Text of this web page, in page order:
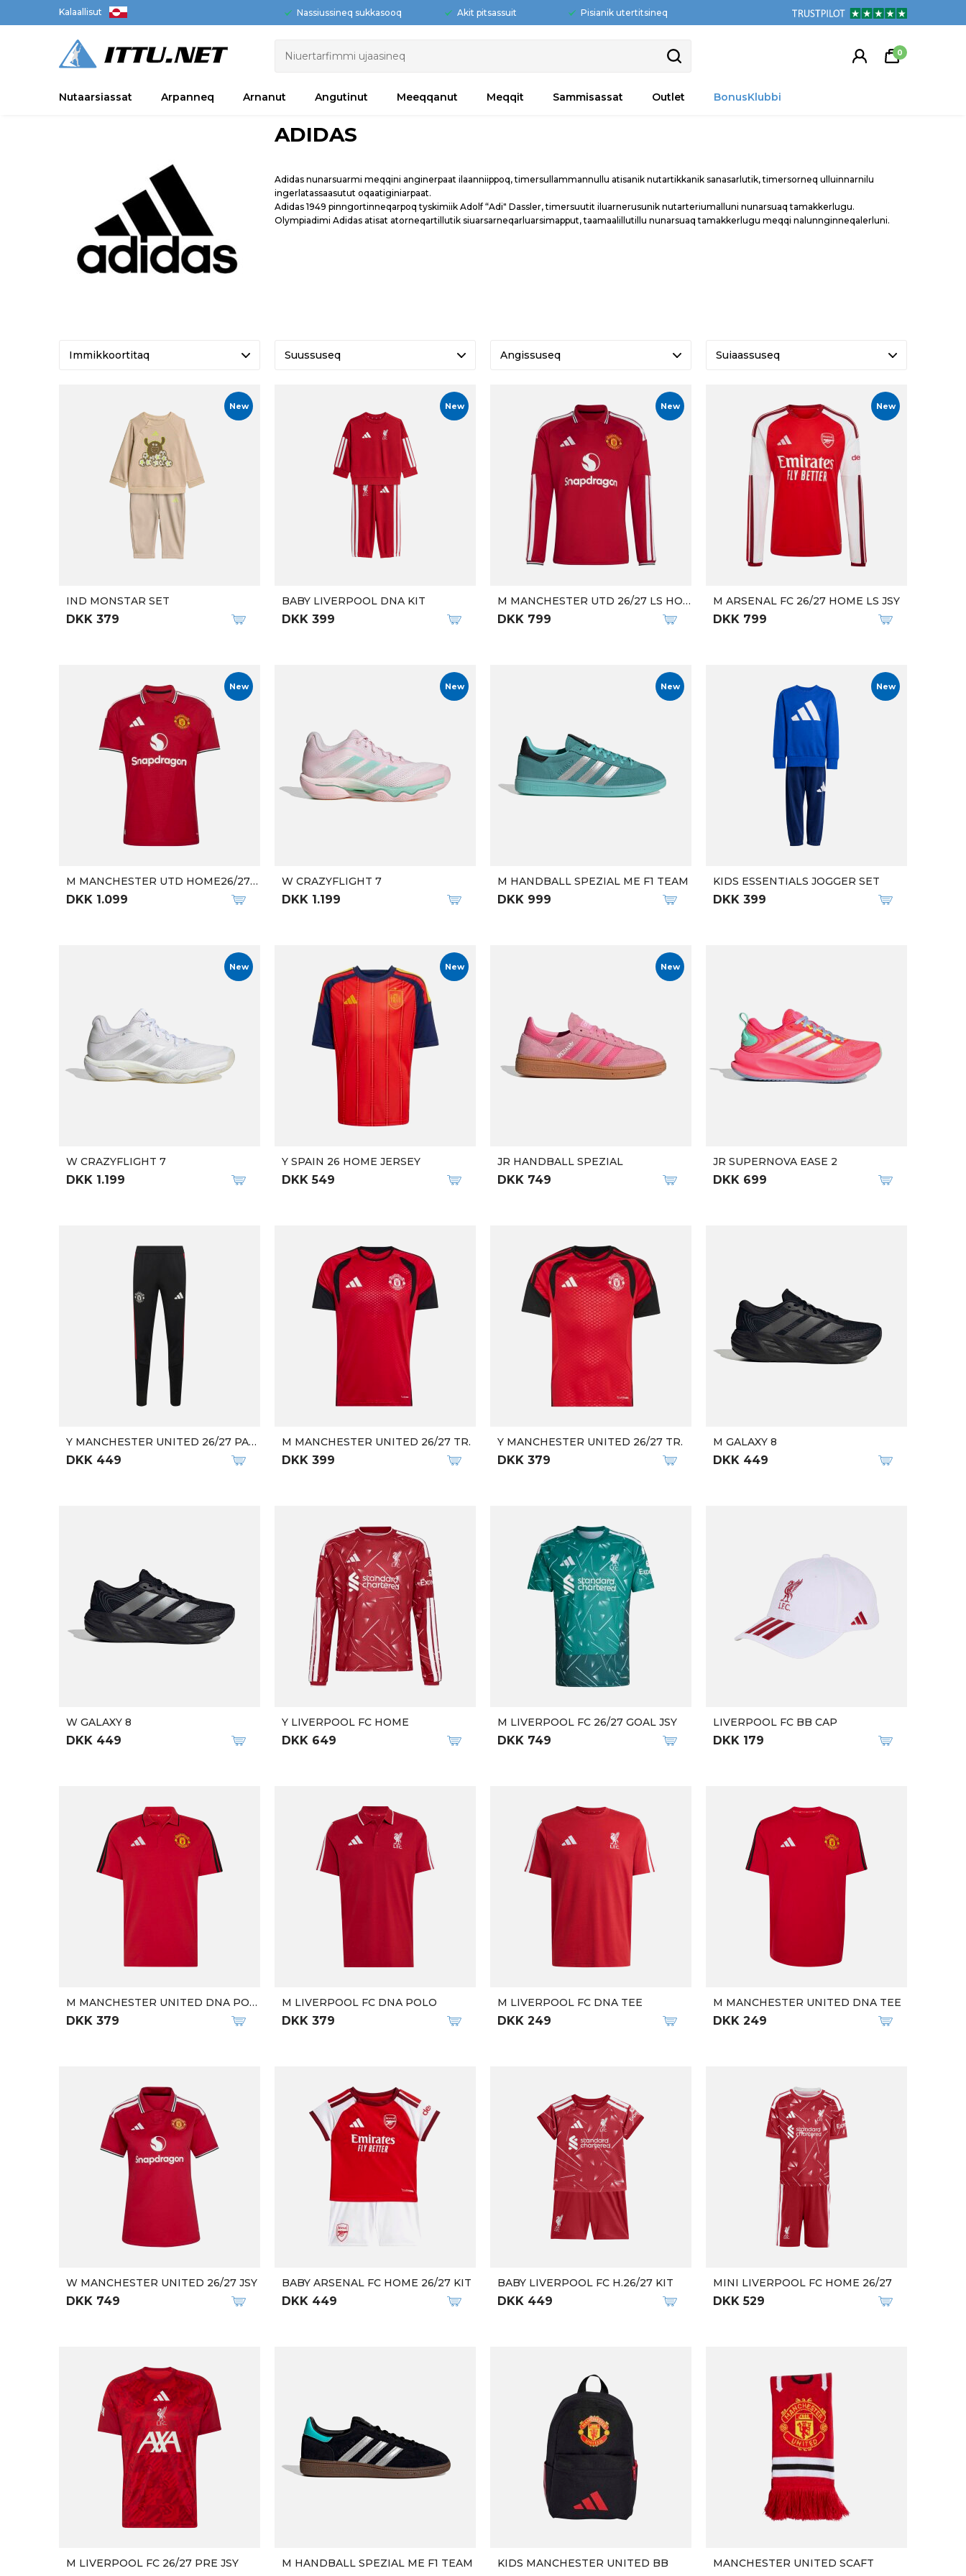
Kalaallisut Nassiussineq sukkasooq Akit pitsassuit Pisianik utertitsineq
0
Nutaarsiassat Arpanneq Arnanut Angutinut Meeqqanut Meqqit Sammisassat Outlet BonusKlubbi
ADIDAS
Adidas nunarsuarmi meqqini anginerpaat ilaanniippoq, timersullammannullu atisanik nutartikkanik sanasarlutik, timersorneq ulluinnarnilu
ingerlatassaasutut oqaatiginiarpaat.
Adidas 1949 pinngortinneqarpoq tyskimiik Adolf “Adi" Dassler, timersuutit iluarnerusunik nutarteriumalluni nunarsuaq tamakkerlugu.
Olympiadimi Adidas atisat atorneqartillutik siuarsarneqarluarsimapput, taamaalillutillu nunarsuaq tamakkerlugu meqqi nalunnginneqalerluni.
Suussuseq Angissuseq Suiaassuseq
New
IND MONSTAR SET
DKK 379
New
BABY LIVERPOOL DNA KIT
DKK 399
New
M MANCHESTER UTD 26/27 LS HOME
DKK 799
New
M ARSENAL FC 26/27 HOME LS JSY
DKK 799
New
M MANCHESTER UTD HOME26/27 JSY
DKK 1.099
New
W CRAZYFLIGHT 7
DKK 1.199
New
M HANDBALL SPEZIAL ME F1 TEAM
DKK 999
New
KIDS ESSENTIALS JOGGER SET
DKK 399
New
W CRAZYFLIGHT 7
DKK 1.199
New
Y SPAIN 26 HOME JERSEY
DKK 549
New
JR HANDBALL SPEZIAL
DKK 749
JR SUPERNOVA EASE 2
DKK 699
Y MANCHESTER UNITED 26/27 PANT
DKK 449
M MANCHESTER UNITED 26/27 TR.
DKK 399
Y MANCHESTER UNITED 26/27 TR.
DKK 379
M GALAXY 8
DKK 449
W GALAXY 8
DKK 449
Y LIVERPOOL FC HOME
DKK 649
M LIVERPOOL FC 26/27 GOAL JSY
DKK 749
LIVERPOOL FC BB CAP
DKK 179
M MANCHESTER UNITED DNA POLO
DKK 379
M LIVERPOOL FC DNA POLO
DKK 379
M LIVERPOOL FC DNA TEE
DKK 249
M MANCHESTER UNITED DNA TEE
DKK 249
W MANCHESTER UNITED 26/27 JSY
DKK 749
BABY ARSENAL FC HOME 26/27 KIT
DKK 449
BABY LIVERPOOL FC H.26/27 KIT
DKK 449
MINI LIVERPOOL FC HOME 26/27
DKK 529
M LIVERPOOL FC 26/27 PRE JSY M HANDBALL SPEZIAL ME F1 TEAM KIDS MANCHESTER UNITED BB MANCHESTER UNITED SCAFT